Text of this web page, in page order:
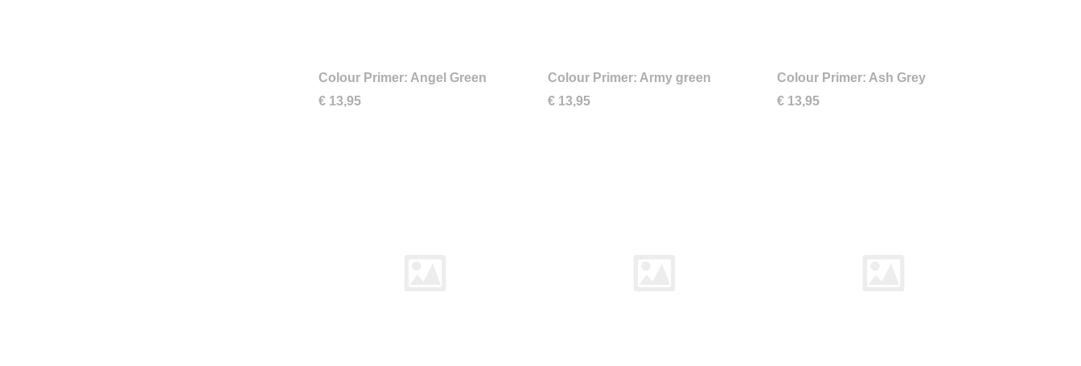
Colour Primer: Angel Green
€ 13,95
Colour Primer: Army green
€ 13,95
Colour Primer: Ash Grey
€ 13,95